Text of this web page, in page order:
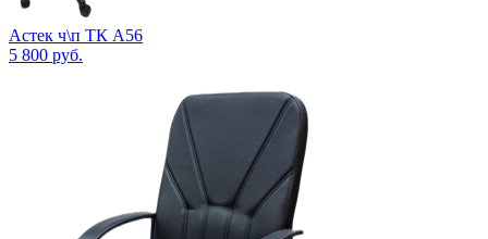
Астек ч\п ТК А56
5 800 руб.